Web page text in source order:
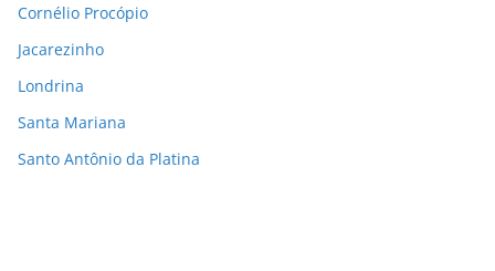
Cornélio Procópio
Jacarezinho
Londrina
Santa Mariana
Santo Antônio da Platina